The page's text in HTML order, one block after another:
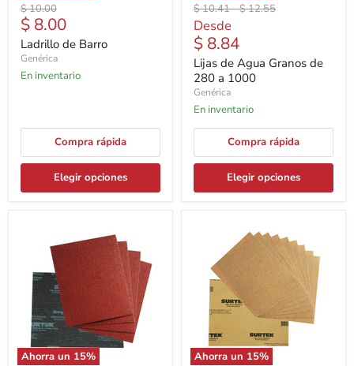
Precio
original
$ 10.00
Precio
actual
$ 8.00
Ladrillo de Barro
Genérica
En inventario
Compra rápida
Elegir opciones
Precio
original
$ 10.41-Precio
$ 12.55
Desde
$ 8.84
Lijas de Agua Granos de
280 a 1000
Genérica
En inventario
Compra rápida
Elegir opciones
Ahorra un 15%
Ahorra un 15%